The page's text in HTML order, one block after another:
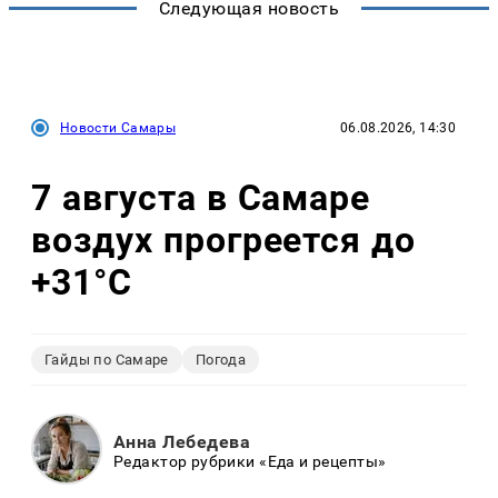
Следующая новость
Новости Самары 06.08.2026, 14:30
7 августа в Самаре
воздух прогреется до
+31°C
Гайды по Самаре Погода
Анна Лебедева
Редактор рубрики «Еда и рецепты»